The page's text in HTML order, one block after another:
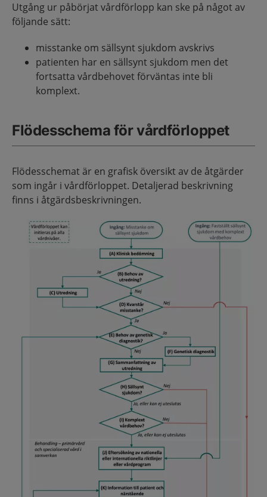
Utgång ur påbörjat vårdförlopp kan ske på något av
följande sätt:
misstanke om sällsynt sjukdom avskrivs
patienten har en sällsynt sjukdom men det
fortsatta vårdbehovet förväntas inte bli
komplext.
Flödesschema för vårdförloppet
Flödesschemat är en grafisk översikt av de åtgärder
som ingår i vårdförloppet. Detaljerad beskrivning
finns i åtgärdsbeskrivningen.